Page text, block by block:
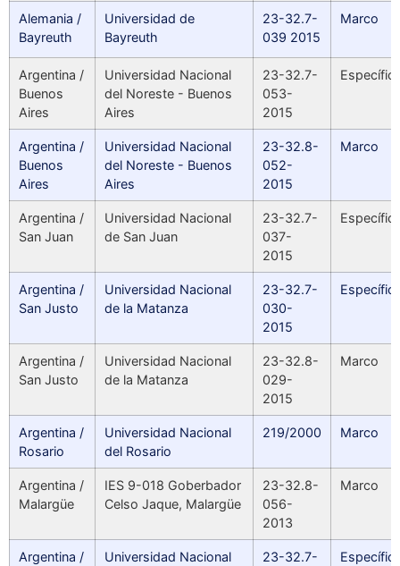
Alemania /
Bayreuth
Universidad de
Bayreuth
23-32.7-
039 2015
Marco
Argentina /
Buenos
Aires
Universidad Nacional
del Noreste - Buenos
Aires
23-32.7-
053-
2015
Argentina /
Buenos
Aires
Universidad Nacional
del Noreste - Buenos
Aires
23-32.8-
052-
2015
Marco
Argentina /
San Juan
Universidad Nacional
de San Juan
23-32.7-
037-
2015
Argentina /
San Justo
Universidad Nacional
de la Matanza
23-32.7-
030-
2015
Argentina /
San Justo
Universidad Nacional
de la Matanza
23-32.8-
029-
2015
Marco
Argentina /
Rosario
Universidad Nacional
del Rosario
219/2000 Marco
Argentina /
Malargüe
IES 9-018 Goberbador
Celso Jaque, Malargüe
23-32.8-
056-
2013
Marco
Argentina /
Universidad Nacional
23-32.7-